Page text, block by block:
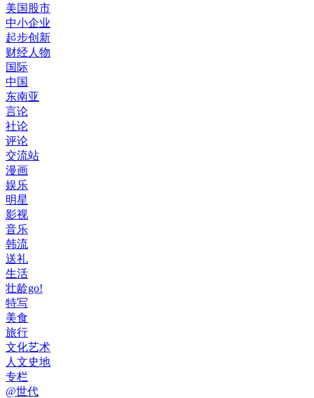
美国股市
中小企业
起步创新
财经人物
国际
中国
东南亚
言论
社论
评论
交流站
漫画
娱乐
明星
影视
音乐
韩流
送礼
生活
壮龄go!
特写
美食
旅行
文化艺术
人文史地
专栏
@世代